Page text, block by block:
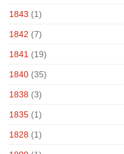
1843 (1)
1842 (7)
1841 (19)
1840 (35)
1838 (3)
1835 (1)
1828 (1)